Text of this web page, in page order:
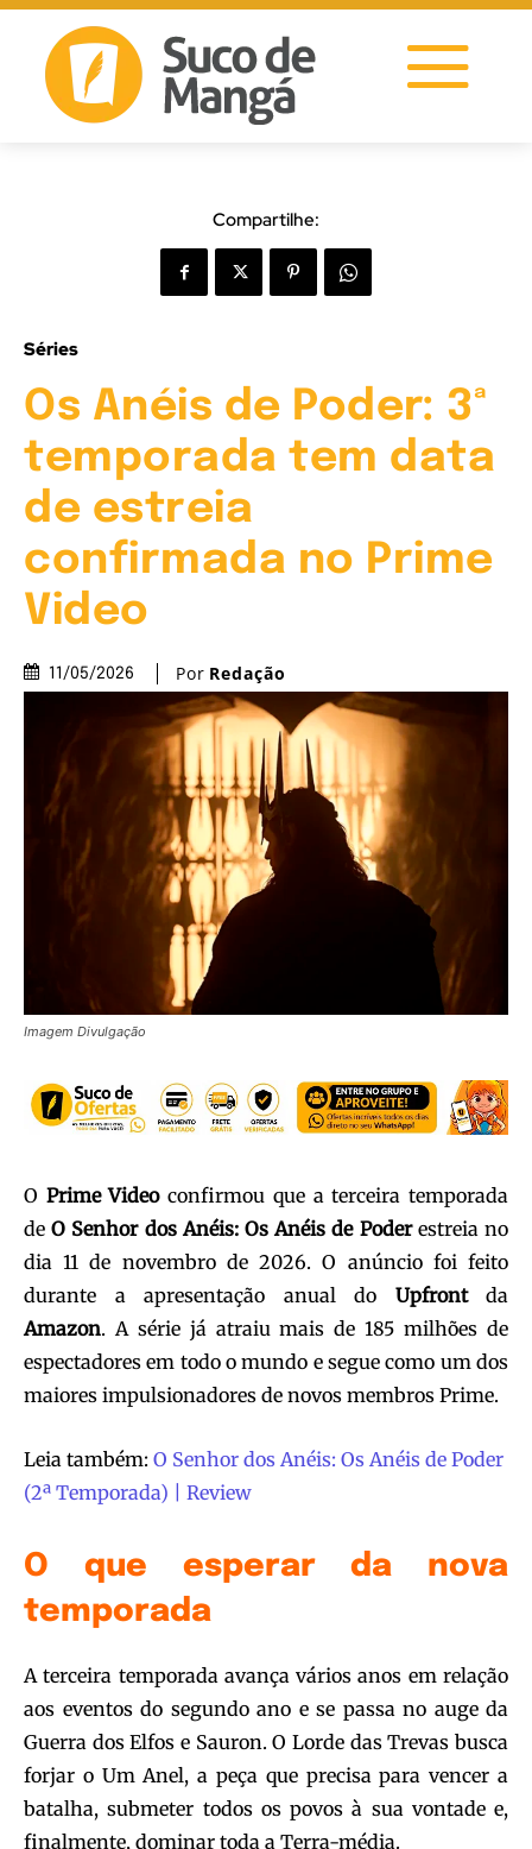
Compartilhe:
Séries
Os Anéis de Poder: 3ª
temporada tem data
de estreia
confirmada no Prime
Video
11/05/2026 Por Redação
Imagem Divulgação
O Prime Videoconfirmou que a terceira temporada
deO Senhor dos Anéis: Os Anéis de Poderestreia no
dia 11 de novembro de 2026. O anúncio foi feito
durante a apresentação anual do Upfrontda
Amazon. A série já atraiu mais de 185 milhões de
espectadores em todo o mundo e segue como um dos
maiores impulsionadores de novos membros Prime.
Leia também: O Senhor dos Anéis: Os Anéis de Poder
(2ª Temporada) | Review
O que esperar da nova
temporada
A terceira temporada avança vários anos em relação
aos eventos do segundo ano e se passa no auge da
Guerra dos Elfos e Sauron. O Lorde das Trevas busca
forjar o Um Anel, a peça que precisa para vencer a
batalha, submeter todos os povos à sua vontade e,
finalmente, dominar toda a Terra-média.